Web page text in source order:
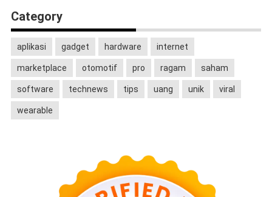
Category
aplikasi gadget hardware internet
marketplace otomotif pro ragam saham
software technews tips uang unik viral
wearable